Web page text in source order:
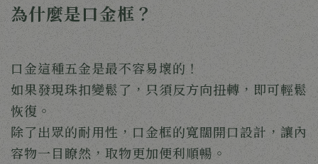
為什麼是口金框？
口金這種五金是最不容易壞的！
如果發現珠扣變鬆了，只須反方向扭轉，即可輕鬆
恢復。
除了出眾的耐用性，口金框的寬闊開口設計，讓內
容物一目瞭然，取物更加便利順暢。